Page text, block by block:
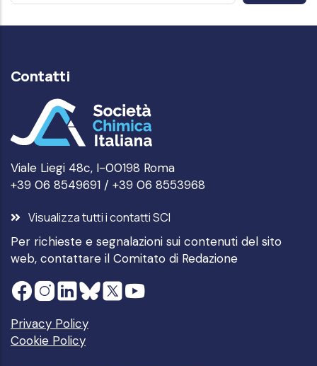
Contatti
Viale Liegi 48c, I-00198 Roma
+39 06 8549691 / +39 06 8553968
Visualizza tutti i contatti SCI
Per richieste e segnalazioni sui contenuti del sito
web, contattare il Comitato di Redazione
Privacy Policy
Cookie Policy